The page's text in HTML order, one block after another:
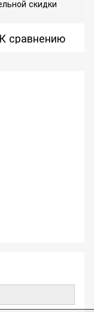
скидки
К сравнению